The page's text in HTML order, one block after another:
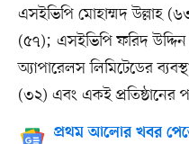
এসইভিপি মোহাম্মদ উল্লাহ
(৫৭); এসইভিপি ফরিদ উদ্দিন
অ্যাপারেলস লিমিটেডের
(৩২) এবং একই প্রতিষ্ঠানের
প্রথম আলোর খবর